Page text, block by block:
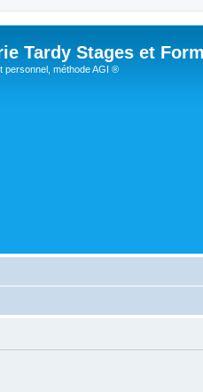
Tardy Stages et
personnel, méthode AGI ®